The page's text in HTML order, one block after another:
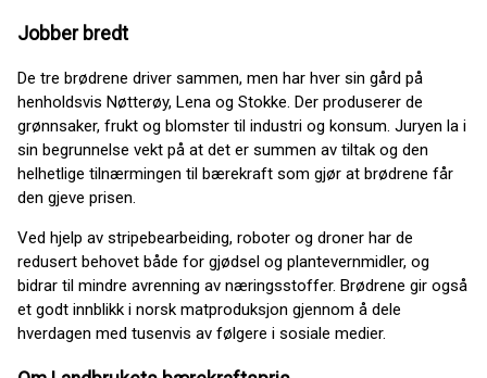
Jobber bredt
De tre brødrene driver sammen, men har hver sin gård på
henholdsvis Nøtterøy, Lena og Stokke. Der produserer de
grønnsaker, frukt og blomster til industri og konsum. Juryen la i
sin begrunnelse vekt på at det er summen av tiltak og den
helhetlige tilnærmingen til bærekraft som gjør at brødrene får
den gjeve prisen.
Ved hjelp av stripebearbeiding, roboter og droner har de
redusert behovet både for gjødsel og plantevernmidler, og
bidrar til mindre avrenning av næringsstoffer. Brødrene gir også
et godt innblikk i norsk matproduksjon gjennom å dele
hverdagen med tusenvis av følgere i sosiale medier.